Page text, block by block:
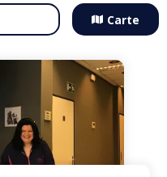
Carte